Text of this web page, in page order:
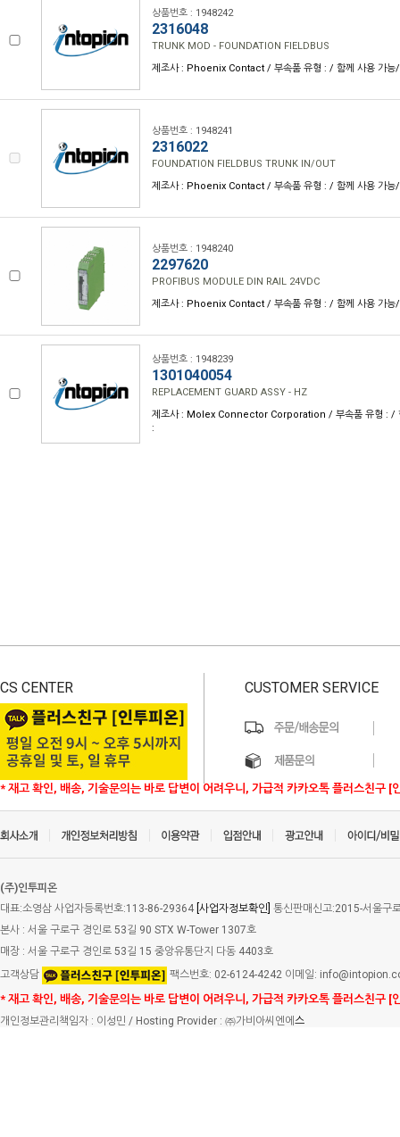
상품번호 : 1948242
2316048
TRUNK MOD - FOUNDATION FIELDBUS
제조사 : Phoenix Contact / 부속품 유형 : / 함께 사용 가능/
상품번호 : 1948241
2316022
FOUNDATION FIELDBUS TRUNK IN/OUT
제조사 : Phoenix Contact / 부속품 유형 : / 함께 사용 가능/
상품번호 : 1948240
2297620
PROFIBUS MODULE DIN RAIL 24VDC
제조사 : Phoenix Contact / 부속품 유형 : / 함께 사용 가능/
상품번호 : 1948239
1301040054
REPLACEMENT GUARD ASSY - HZ
제조사 : Molex Connector Corporation / 부속품 유형 : /
:
CS CENTER
* 재고 확인, 배송, 기술문의는 바로 답변이 어려우니, 가급적 카카오톡 플러스친구 [
CUSTOMER SERVICE
(주)인투피온
대표:소영삼 사업자등록번호:113-86-29364 [사업자정보확인] 통신판매신고:2015-서울구
본사 : 서울 구로구 경인로 53길 90 STX W-Tower 1307호
매장 : 서울 구로구 경인로 53길 15 중앙유통단지 다동 4403호
고객상담
팩스번호: 02-6124-4242 이메일:
* 재고 확인, 배송, 기술문의는 바로 답변이 어려우니, 가급적 카카오톡 플러스친구 [
개인정보관리책임자 : 이성민 / Hosting Provider : ㈜가비아씨엔에 스